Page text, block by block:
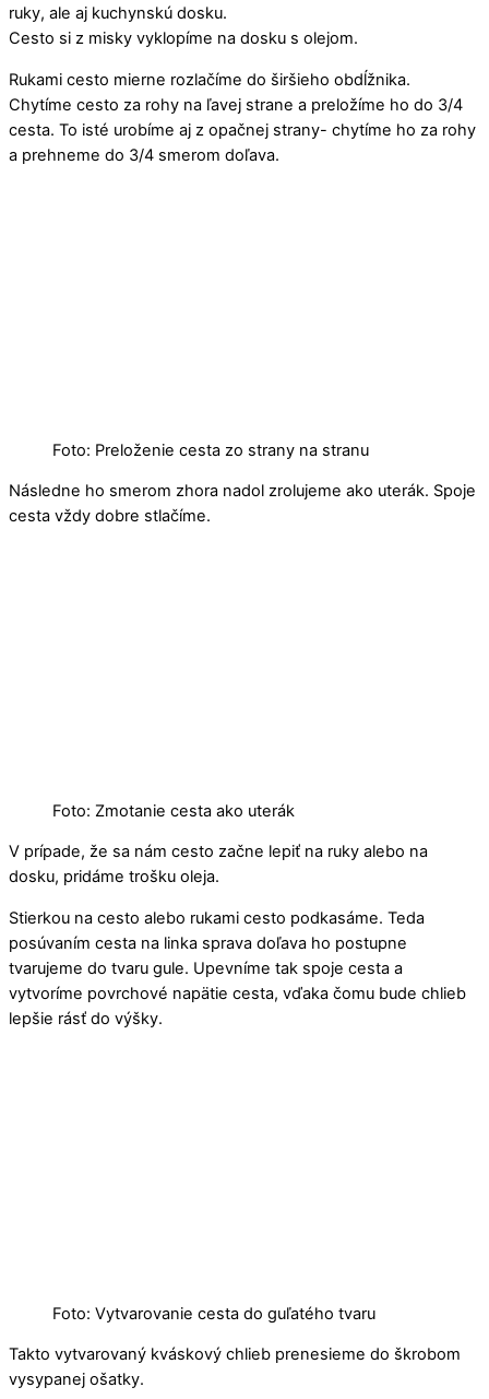
ruky, ale aj kuchynskú dosku.
Cesto si z misky vyklopíme na dosku s olejom.
Rukami cesto mierne rozlačíme do širšieho obdĺžnika.
Chytíme cesto za rohy na ľavej strane a preložíme ho do 3/4
cesta. To isté urobíme aj z opačnej strany- chytíme ho za rohy
a prehneme do 3/4 smerom doľava.
Foto: Preloženie cesta zo strany na stranu
Následne ho smerom zhora nadol zrolujeme ako uterák. Spoje
cesta vždy dobre stlačíme.
Foto: Zmotanie cesta ako uterák
V prípade, že sa nám cesto začne lepiť na ruky alebo na
dosku, pridáme trošku oleja.
Stierkou na cesto alebo rukami cesto podkasáme. Teda
posúvaním cesta na linka sprava doľava ho postupne
tvarujeme do tvaru gule. Upevníme tak spoje cesta a
vytvoríme povrchové napätie cesta, vďaka čomu bude chlieb
lepšie rásť do výšky.
Foto: Vytvarovanie cesta do guľatého tvaru
Takto vytvarovaný kváskový chlieb prenesieme do škrobom
vysypanej ošatky.